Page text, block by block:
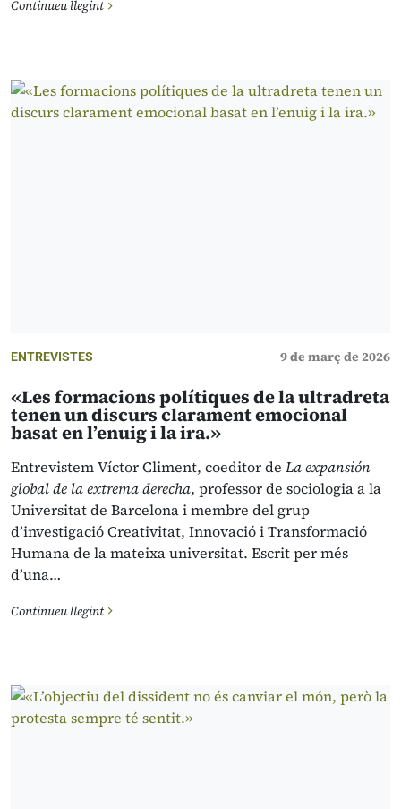
Continueu llegint
ENTREVISTES 9 de març de 2026
«Les formacions polítiques de la ultradreta
tenen un discurs clarament emocional
basat en l’enuig i la ira.»
Entrevistem Víctor Climent, coeditor de La expansión
global de la extrema derecha, professor de sociologia a la
Universitat de Barcelona i membre del grup
d’investigació Creativitat, Innovació i Transformació
Humana de la mateixa universitat. Escrit per més
d’una…
Continueu llegint